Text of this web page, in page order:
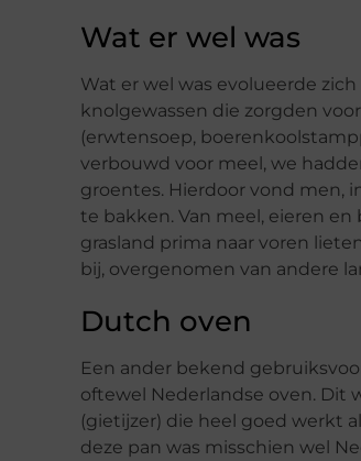
Wat er wel was
Wat er wel was evolueerde
knolgewassen die zorgden
(erwtensoep,
verbouwd voor meel, we
groentes. Hierdoor vond men,
te bakken. Van meel, eieren
grasland prima naar voren
bij, overgenomen van andere
Dutch oven
Een ander bekend
oftewel Nederlandse oven. Dit
(gietijzer) die heel goed werkt
deze pan was misschien wel